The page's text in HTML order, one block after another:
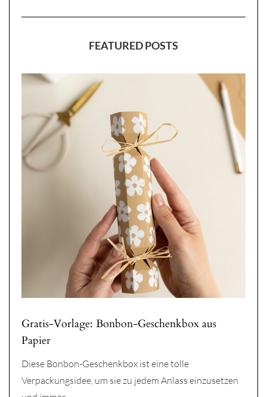
FEATURED POSTS
Gratis-Vorlage: Bonbon-Geschenkbox aus
Papier
Diese Bonbon-Geschenkbox ist eine tolle
Verpackungsidee, um sie zu jedem Anlass einzusetzen